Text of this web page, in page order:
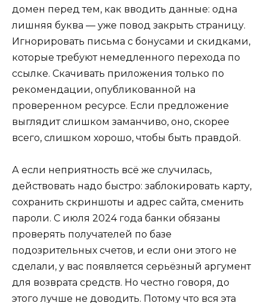
домен перед тем, как вводить данные: одна
лишняя буква — уже повод закрыть страницу.
Игнорировать письма с бонусами и скидками,
которые требуют немедленного перехода по
ссылке. Скачивать приложения только по
рекомендации, опубликованной на
проверенном ресурсе. Если предложение
выглядит слишком заманчиво, оно, скорее
всего, слишком хорошо, чтобы быть правдой.
А если неприятность всё же случилась,
действовать надо быстро: заблокировать карту,
сохранить скриншоты и адрес сайта, сменить
пароли. С июля 2024 года банки обязаны
проверять получателей по базе
подозрительных счетов, и если они этого не
сделали, у вас появляется серьёзный аргумент
для возврата средств. Но честно говоря, до
этого лучше не доводить. Потому что вся эта